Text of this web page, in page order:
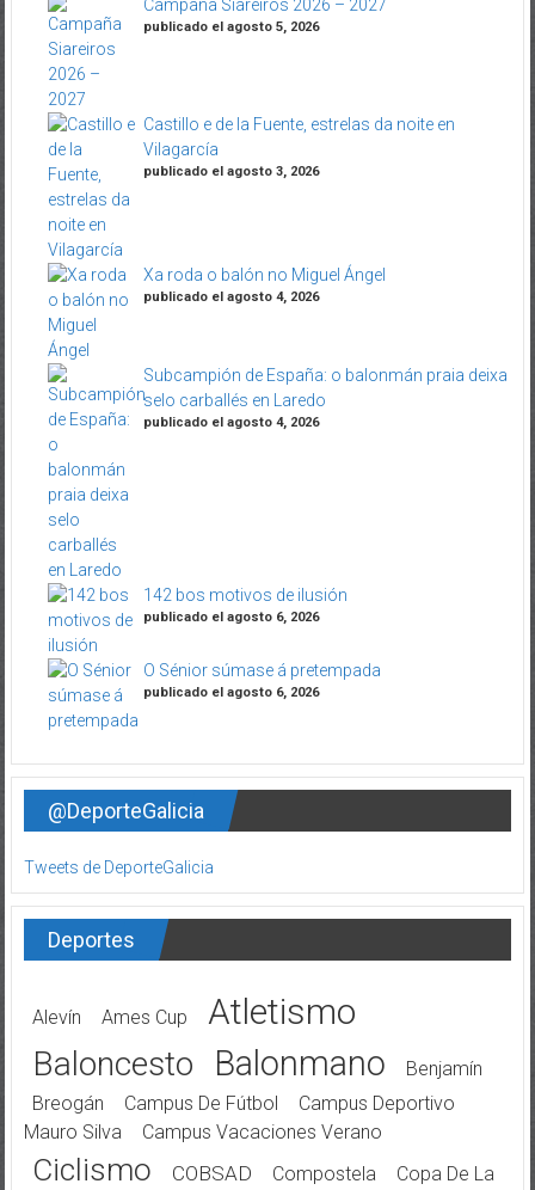
Campaña Siareiros 2026 – 2027
publicado el agosto 5, 2026
Castillo e de la Fuente, estrelas da noite en
Vilagarcía
publicado el agosto 3, 2026
Xa roda o balón no Miguel Ángel
publicado el agosto 4, 2026
Subcampión de España: o balonmán praia deixa
selo carballés en Laredo
publicado el agosto 4, 2026
142 bos motivos de ilusión
publicado el agosto 6, 2026
O Sénior súmase á pretempada
publicado el agosto 6, 2026
@DeporteGalicia
Tweets de DeporteGalicia
Deportes
Alevín Ames Cup Atletismo
Baloncesto Balonmano
Benjamín
Breogán
Campus De Fútbol
Campus Deportivo
Mauro Silva
Campus Vacaciones Verano
Ciclismo COBSAD Compostela
Copa De La